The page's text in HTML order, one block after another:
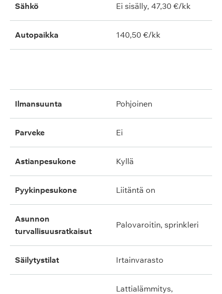
Sähkö Ei sisälly, 47,30 €/kk
Autopaikka 140,50 €/kk
ilmansuunta pohjoinen
parveke ei
astianpesukone kyllä
pyykinpesukone liitäntä on
asunnon
turvallisuusratkaisut
palovaroitin, sprinkleri
säilytystilat irtainvarasto
lattialämmitys,